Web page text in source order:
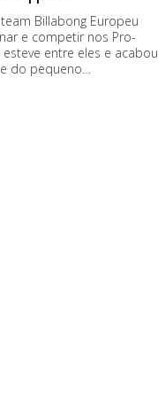
Billabong Europeu
e competir nos Pro-
entre eles e acabou
do pequeno…